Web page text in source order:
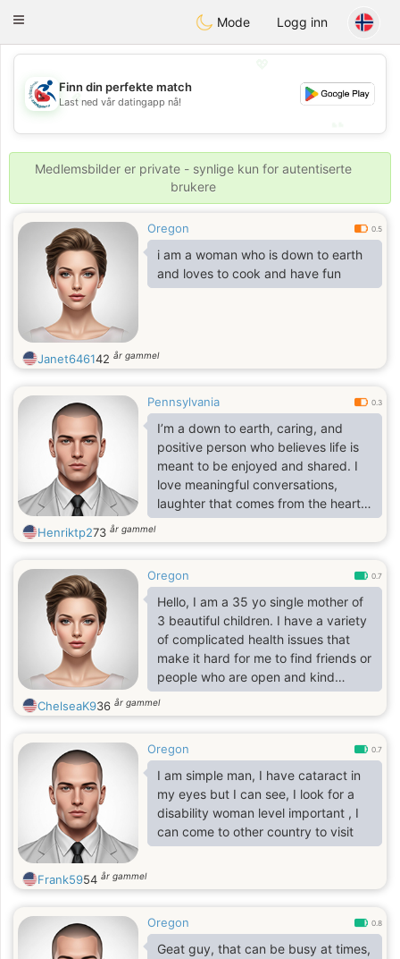
Handi Space
Toggle
Mode Logg inn
💖
💕
Finn din perfekte match
Last ned vår datingapp nå!
Medlemsbilder er private - synlige kun for autentiserte
brukere
Oregon 0.5
i am a woman who is down to earth
and loves to cook and have fun
Janet646142 år gammel
Pennsylvania 0.3
I’m a down to earth, caring, and
positive person who believes life is
meant to be enjoyed and shared. I
love meaningful conversations,
laughter that comes from the heart,
and making lasting memories with
people who matter. I’m someone
good sense of humor, and I try to
live each day with gratitude.
Henriktp273 år gammel
Oregon 0.7
Hello, I am a 35 yo single mother of
3 beautiful children. I have a variety
of complicated health issues that
make it hard for me to find friends or
people who are open and kind
hearted. I am open minded and
honest. Not judgmental, never look
any kind of disability or issues. I am
looking for fun outside of my
circumstances.
ChelseaK936 år gammel
Oregon 0.7
I am simple man, I have cataract in
my eyes but I can see, I look for a
disability woman level important , I
can come to other country to visit
Frank5954 år gammel
Oregon 0.8
Geat guy, that can be busy at times,